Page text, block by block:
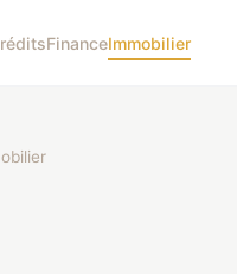
FinanceImmobilier